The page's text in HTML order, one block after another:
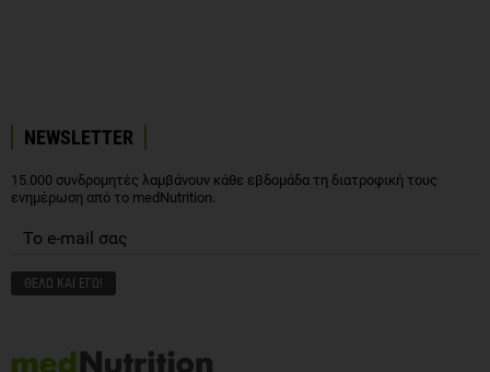
NEWSLETTER
15.000 συνδρομητές λαμβάνουν κάθε εβδομάδα τη διατροφική τους
ενημέρωση από το medNutrition.